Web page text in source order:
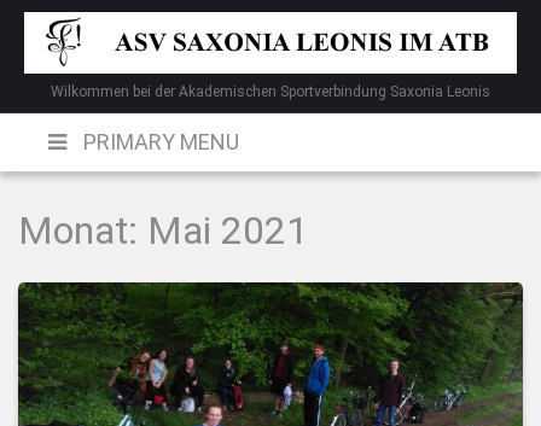
Skip
content
Wilkommen bei der Akademischen Sportverbindung Saxonia Leonis
PRIMARY MENU
Monat: Mai 2021